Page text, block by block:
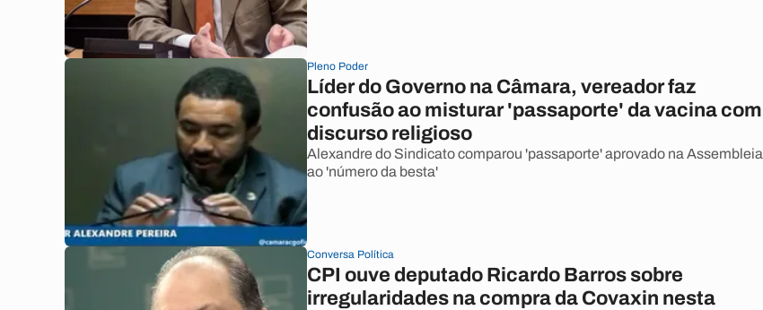
Pleno Poder
Líder do Governo na Câmara, vereador faz
confusão ao misturar 'passaporte' da vacina com
discurso religioso
Alexandre do Sindicato comparou 'passaporte' aprovado na Assembleia
ao 'número da besta'
Conversa Política
CPI ouve deputado Ricardo Barros sobre
irregularidades na compra da Covaxin nesta